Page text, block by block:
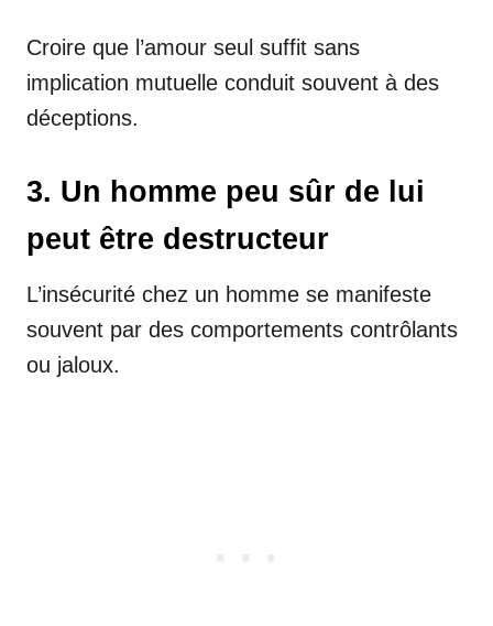
Croire que l’amour seul suffit sans
implication mutuelle conduit souvent à des
déceptions.
3. Un homme peu sûr de lui
peut être destructeur
L’insécurité chez un homme se manifeste
souvent par des comportements contrôlants
ou jaloux.